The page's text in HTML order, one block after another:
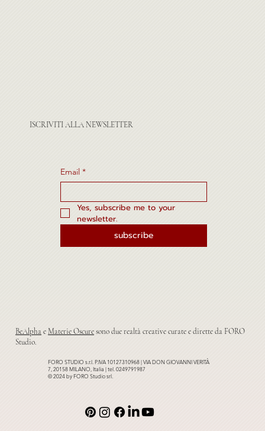
ISCRIVITI ALLA NEWSLETTER
Email *
Yes, subscribe me to your
newsletter.
subscribe
BeAlphaeMaterie Oscuresono due realtà creative curate e dirette da FORO
Studio.
FORO STUDIO s.r.l. P.IVA 10127310968 | VIA DON GIOVANNI VERITÀ
7, 20158 MILANO, Italia | tel. 0249791987
© 2024 by FORO Studio srl.